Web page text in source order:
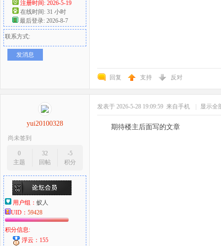
注册时间: 2026-5-19
在线时间: 31 小时
最后登录: 2026-8-7
联系方式:
发消息
回复 支持 反对
yui20100328
尚未签到
0
主题
32
回帖
-5
积分
用户组： 蚁人
UID： 59428
积分信息:
浮云：155
发表于 2026-5-28 19:09:59 来自手机 显示全
期待楼主后面写的文章